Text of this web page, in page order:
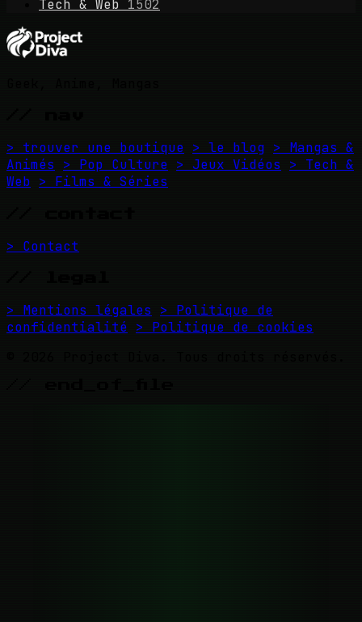
Tech & Web 1502
> trouver une boutique > le blog > Mangas &
Animés
> Pop Culture > Jeux Vidéos
> Tech &
Web > Films & Séries
> Contact
> Mentions légales
> Politique de
confidentialité > Politique de cookies